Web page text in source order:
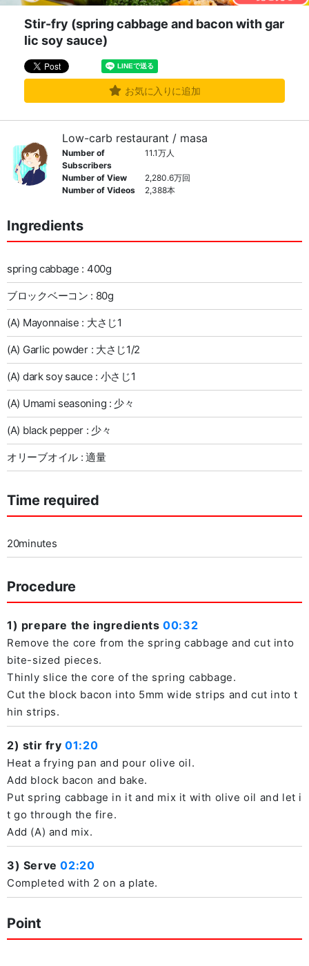
Stir-fry (spring cabbage and bacon with gar
lic soy sauce)
お気に入りに追加
Low-carb restaurant / masa
Number of
Subscribers
11.1万人
Number of View
2,280.6万回
Number of Videos
2,388本
Ingredients
spring cabbage : 400g
ブロックベーコン : 80g
(A) Mayonnaise : 大さじ1
(A) Garlic powder : 大さじ1/2
(A) dark soy sauce : 小さじ1
(A) Umami seasoning : 少々
(A) black pepper : 少々
オリーブオイル : 適量
Time required
20minutes
Procedure
1) prepare the ingredients00:32
Remove the core from the spring cabbage and cut into
bite-sized pieces.
Thinly slice the core of the spring cabbage.
Cut the block bacon into 5mm wide strips and cut into t
hin strips.
2) stir fry01:20
Heat a frying pan and pour olive oil.
Add block bacon and bake.
Put spring cabbage in it and mix it with olive oil and let i
t go through the fire.
Add (A) and mix.
3) Serve02:20
Completed with 2 on a plate.
Point